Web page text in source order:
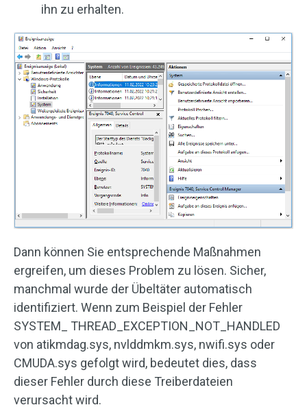
ihn zu erhalten.
Dann können Sie entsprechende Maßnahmen
ergreifen, um dieses Problem zu lösen. Sicher,
manchmal wurde der Übeltäter automatisch
identifiziert. Wenn zum Beispiel der Fehler
SYSTEM_ THREAD_EXCEPTION_NOT_HANDLED
von atikmdag.sys, nvlddmkm.sys, nwifi.sys oder
CMUDA.sys gefolgt wird, bedeutet dies, dass
dieser Fehler durch diese Treiberdateien
verursacht wird.